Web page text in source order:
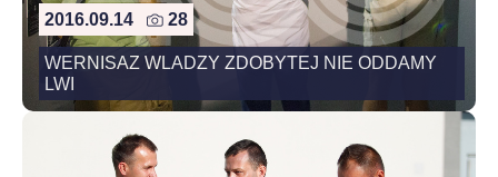
2016.09.14 28
WERNISAZ WLADZY ZDOBYTEJ NIE ODDAMY
LWI